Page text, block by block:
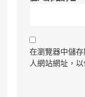
在瀏覽器中儲
人網站網址，